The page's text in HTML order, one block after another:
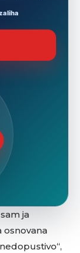
ja
osnovana